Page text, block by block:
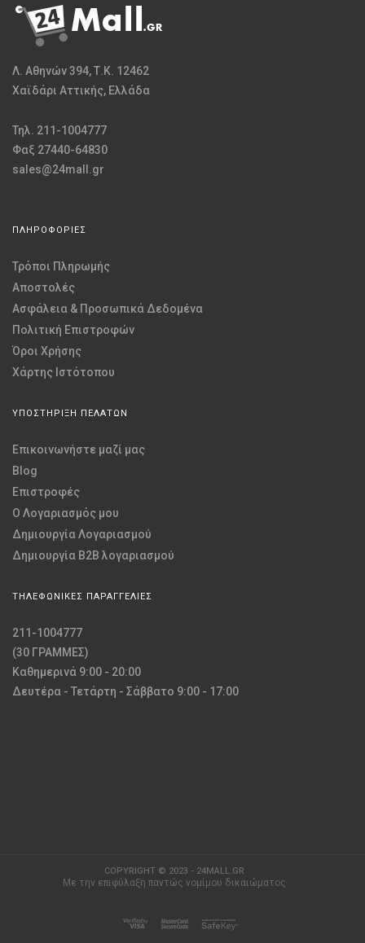
Λ. Αθηνών 394, Τ.Κ. 12462
Χαϊδάρι Αττικής, Ελλάδα
Τηλ. 211-1004777
Φαξ 27440-64830
sales@24mall.gr
ΠΛΗΡΟΦΟΡΙΕΣ
Τρόποι Πληρωμής
Αποστολές
Ασφάλεια & Προσωπικά Δεδομένα
Πολιτική Επιστροφών
Όροι Χρήσης
Χάρτης Ιστότοπου
ΥΠΟΣΤΗΡΙΞΗ ΠΕΛΑΤΩΝ
Επικοινωνήστε μαζί μας
Blog
Επιστροφές
O Λογαριασμός μου
Δημιουργία Λογαριασμού
Δημιουργία B2B λογαριασμού
ΤΗΛΕΦΩΝΙΚΕΣ ΠΑΡΑΓΓΕΛΙΕΣ
211-1004777
(30 ΓΡΑΜΜΕΣ)
Καθημερινά 9:00 - 20:00
Δευτέρα - Τετάρτη - Σάββατο 9:00 - 17:00
COPYRIGHT © 2023 - 24MALL.GR
Με την επιφύλαξη παντώς νομίμου δικαιώματος